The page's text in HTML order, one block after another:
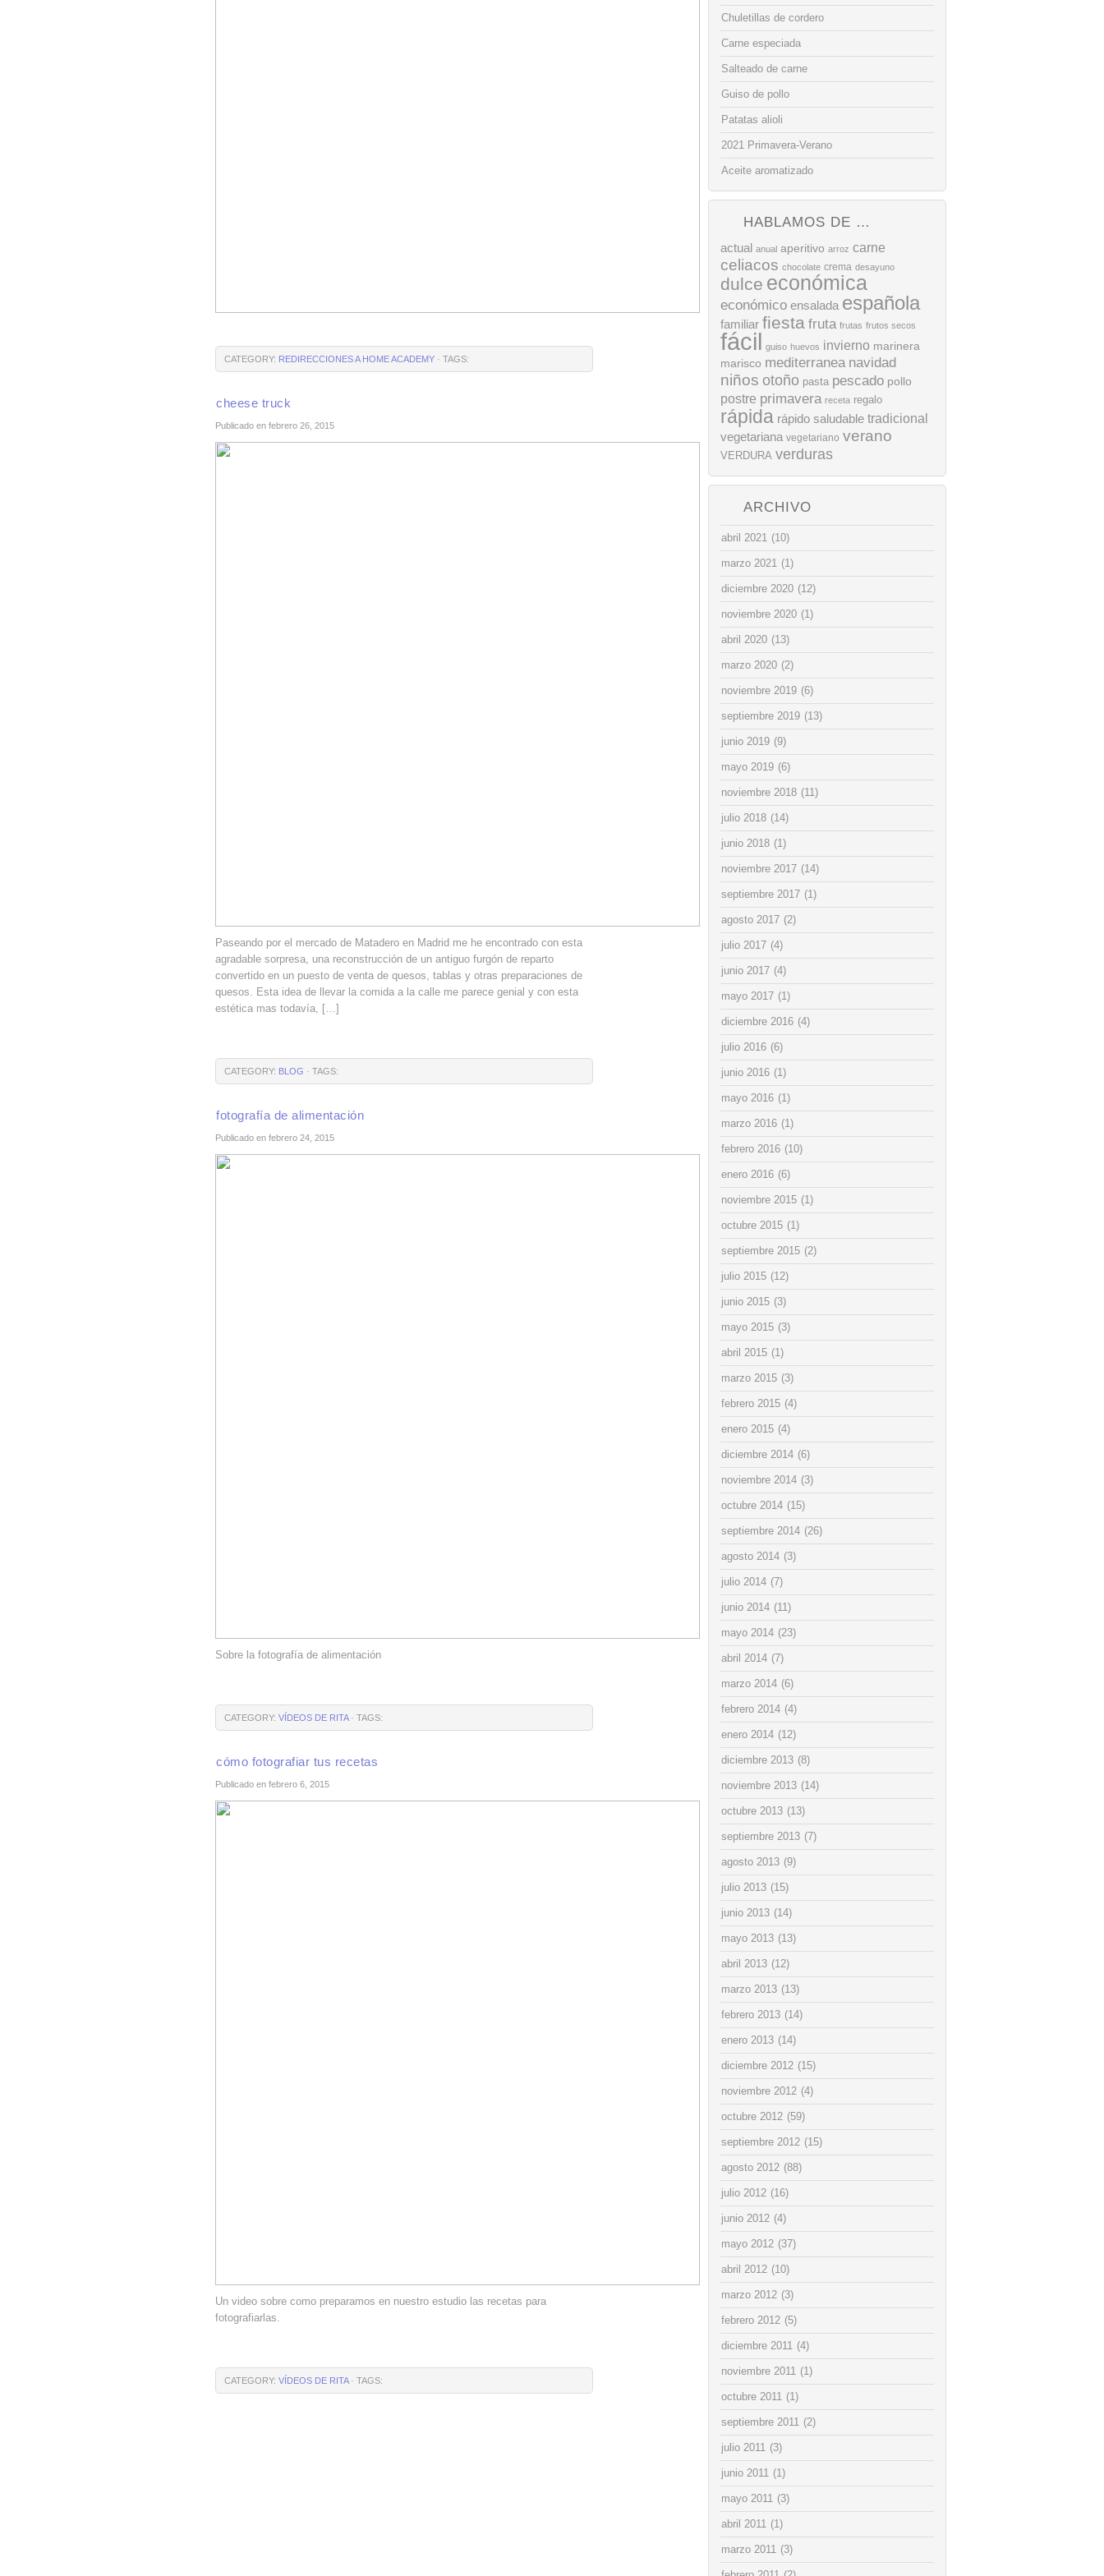
CATEGORY: REDIRECCIONES A HOME ACADEMY · TAGS:
cheese truck
Publicado en febrero 26, 2015
Paseando por el mercado de Matadero en Madrid me he encontrado con esta
agradable sorpresa, una reconstrucción de un antiguo furgón de reparto
convertido en un puesto de venta de quesos, tablas y otras preparaciones de
quesos. Esta idea de llevar la comida a la calle me parece genial y con esta
estética mas todavía, […]
CATEGORY: BLOG · TAGS:
fotografía de alimentación
Publicado en febrero 24, 2015
Sobre la fotografía de alimentación
CATEGORY: VÍDEOS DE RITA· TAGS:
cómo fotografiar tus recetas
Publicado en febrero 6, 2015
Un video sobre como preparamos en nuestro estudio las recetas para
fotografiarlas.
CATEGORY: VÍDEOS DE RITA· TAGS:
Chuletillas de cordero
Carne especiada
Salteado de carne
Guiso de pollo
Patatas alioli
2021 Primavera-Verano
Aceite aromatizado
HABLAMOS DE …
actual anual aperitivo arroz carne
celiacos chocolate crema desayuno
dulce económica
económico ensalada española
familiar fiesta fruta frutas frutos secos
fácil guiso huevos invierno marinera
marisco mediterranea navidad
niños otoño pasta pescado pollo
postre primavera receta regalo
rápida rápido saludable tradicional
vegetariana vegetariano verano
VERDURA verduras
ARCHIVO
abril 2021 (10)
marzo 2021 (1)
diciembre 2020 (12)
noviembre 2020 (1)
abril 2020 (13)
marzo 2020 (2)
noviembre 2019 (6)
septiembre 2019 (13)
junio 2019 (9)
mayo 2019 (6)
noviembre 2018 (11)
julio 2018 (14)
junio 2018 (1)
noviembre 2017 (14)
septiembre 2017 (1)
agosto 2017 (2)
julio 2017 (4)
junio 2017 (4)
mayo 2017 (1)
diciembre 2016 (4)
julio 2016 (6)
junio 2016 (1)
mayo 2016 (1)
marzo 2016 (1)
febrero 2016 (10)
enero 2016 (6)
noviembre 2015 (1)
octubre 2015 (1)
septiembre 2015 (2)
julio 2015 (12)
junio 2015 (3)
mayo 2015 (3)
abril 2015 (1)
marzo 2015 (3)
febrero 2015 (4)
enero 2015 (4)
diciembre 2014 (6)
noviembre 2014 (3)
octubre 2014 (15)
septiembre 2014 (26)
agosto 2014 (3)
julio 2014 (7)
junio 2014 (11)
mayo 2014 (23)
abril 2014 (7)
marzo 2014 (6)
febrero 2014 (4)
enero 2014 (12)
diciembre 2013 (8)
noviembre 2013 (14)
octubre 2013 (13)
septiembre 2013 (7)
agosto 2013 (9)
julio 2013 (15)
junio 2013 (14)
mayo 2013 (13)
abril 2013 (12)
marzo 2013 (13)
febrero 2013 (14)
enero 2013 (14)
diciembre 2012 (15)
noviembre 2012 (4)
octubre 2012 (59)
septiembre 2012 (15)
agosto 2012 (88)
julio 2012 (16)
junio 2012 (4)
mayo 2012 (37)
abril 2012 (10)
marzo 2012 (3)
febrero 2012 (5)
diciembre 2011 (4)
noviembre 2011 (1)
octubre 2011 (1)
septiembre 2011 (2)
julio 2011 (3)
junio 2011 (1)
mayo 2011 (3)
abril 2011 (1)
marzo 2011 (3)